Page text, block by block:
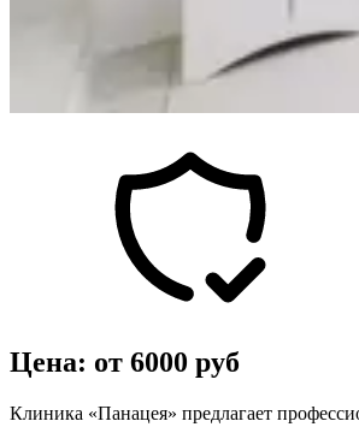
Цена: от 6000 руб
Клиника «Панацея» предлагает